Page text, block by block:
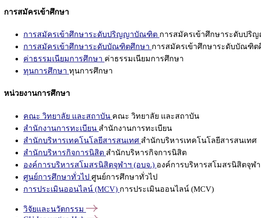
การสมัครเข้าศึกษา
การสมัครเข้าศึกษาระดับปริญญาบัณฑิต การสมัครเข้าศึกษาระดับปริ
การสมัครเข้าศึกษาระดับบัณฑิตศึกษา การสมัครเข้าศึกษาระดับบัณฑิต
ค่าธรรมเนียมการศึกษา ค่าธรรมเนียมการศึกษา
ทุนการศึกษา ทุนการศึกษา
หน่วยงานการศึกษา
คณะ วิทยาลัย และสถาบัน คณะ วิทยาลัย และสถาบัน
สำนักงานการทะเบียน สำนักงานการทะเบียน
สำนักบริหารเทคโนโลยีสารสนเทศ สำนักบริหารเทคโนโลยีสารสนเทศ
สำนักบริหารกิจการนิสิต สำนักบริหารกิจการนิสิต
องค์การบริหารสโมสรนิสิตจุฬาฯ (อบจ.) องค์การบริหารสโมสรนิสิตจุฬา
ศูนย์การศึกษาทั่วไป ศูนย์การศึกษาทั่วไป
การประเมินออนไลน์ (MCV) การประเมินออนไลน์ (MCV)
วิจัยและนวัตกรรม